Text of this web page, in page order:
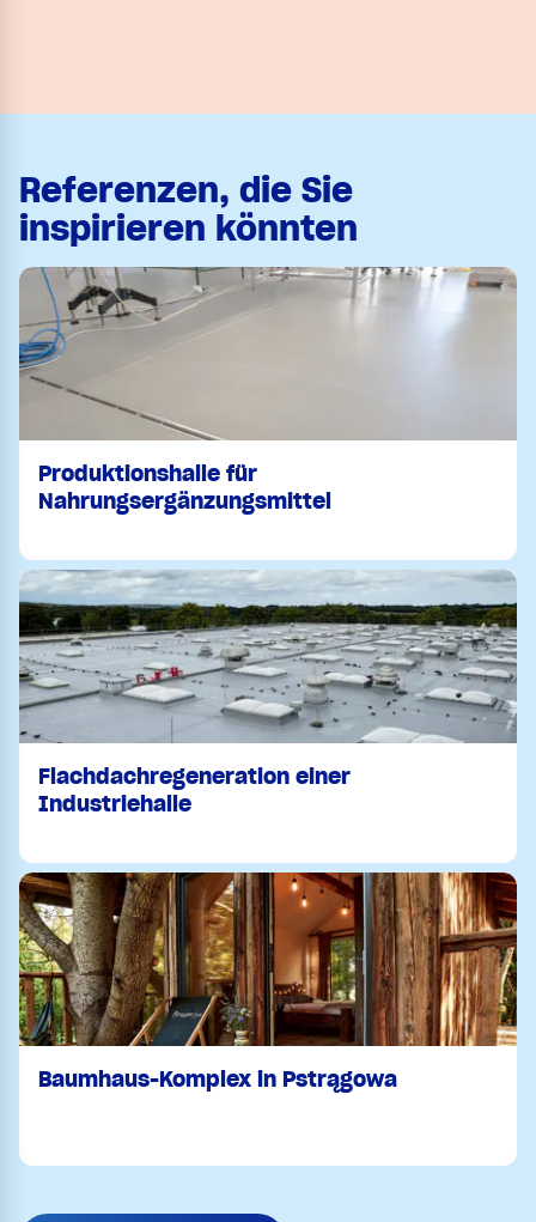
Referenzen, die Sie
inspirieren könnten
Produktionshalle für
Nahrungsergänzungsmittel
Flachdachregeneration einer
Industriehalle
Baumhaus-Komplex in Pstrągowa